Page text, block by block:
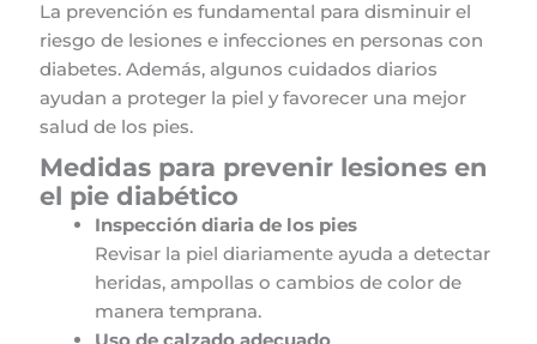
La prevención es fundamental para disminuir el
riesgo de lesiones e infecciones en personas con
diabetes. Además, algunos cuidados diarios
ayudan a proteger la piel y favorecer una mejor
salud de los pies.
Medidas para prevenir lesiones en
el pie diabético
Inspección diaria de los pies
Revisar la piel diariamente ayuda a detectar
heridas, ampollas o cambios de color de
manera temprana.